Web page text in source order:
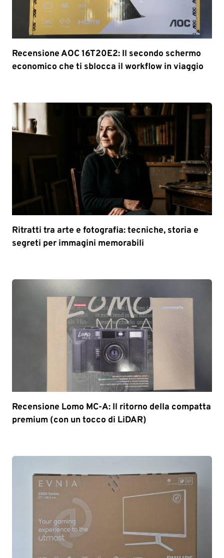
Recensione AOC 16T20E2: Il secondo schermo
economico che ti sblocca il workflow in viaggio
Ritratti tra arte e fotografia: tecniche, storia e
segreti per immagini memorabili
Recensione Lomo MC-A: Il ritorno della compatta
premium (con un tocco di LiDAR)